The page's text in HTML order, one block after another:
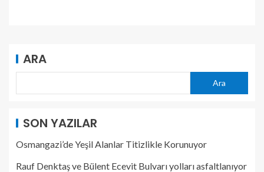
ARA
Ara
SON YAZILAR
Osmangazi’de Yeşil Alanlar Titizlikle Korunuyor
Rauf Denktaş ve Bülent Ecevit Bulvarı yolları asfaltlanıyor